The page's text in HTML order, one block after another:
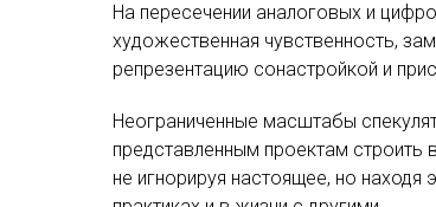
На пересечении аналоговых и
художественная чувственность,
репрезентацию сонастройкой и
Неограниченные масштабы
представленным проектам
не игнорируя настоящее, но